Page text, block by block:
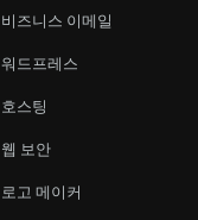
비즈니스 이메일
워드프레스
호스팅
웹 보안
로고 메이커